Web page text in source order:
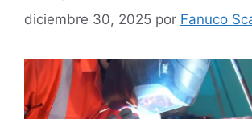
diciembre 30, 2025 por Fanuco